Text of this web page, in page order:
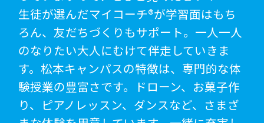
生徒が選んだマイコーチ®が学習面はもち
ろん、友だちづくりもサポート。一人一人
のなりたい大人にむけて伴走していきま
す。松本キャンパスの特徴は、専門的な体
験授業の豊富さです。ドローン、お菓子作
り、ピアノレッスン、ダンスなど、さまざ